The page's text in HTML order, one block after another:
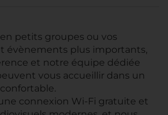
petits groupes ou vos
évènements plus importants,
et notre équipe dédiée
vous accueillir dans un
connexion Wi-Fi gratuite et